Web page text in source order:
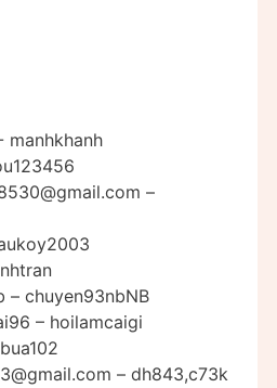
manhkhanh
–
– chuyen93nbNB
– hoilamcaigi
– dh843,c73k